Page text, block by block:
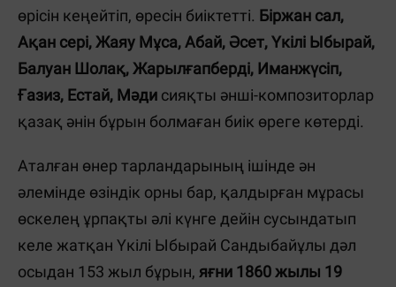
өрісін кеңейтіп, өресін биіктетті. Біржан сал,
Ақан сері, Жаяу Мұса, Абай, Әсет, Үкілі Ыбырай,
Балуан Шолақ, Жарылғапберді, Иманжүсіп,
Ғазиз, Естай, Мәди сияқты әнші-композиторлар
қазақ әнін бұрын болмаған биік өреге көтерді.
Аталған өнер тарландарының ішінде ән
әлемінде өзіндік орны бар, қалдырған мұрасы
өскелең ұрпақты әлі күнге дейін сусындатып
келе жатқан Үкілі Ыбырай Сандыбайұлы дәл
осыдан 153 жыл бұрын, яғни 1860 жылы 19